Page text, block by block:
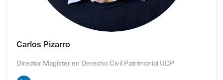
Carlos Pizarro
Director Magíster en Derecho Civil Patrimonial UDP